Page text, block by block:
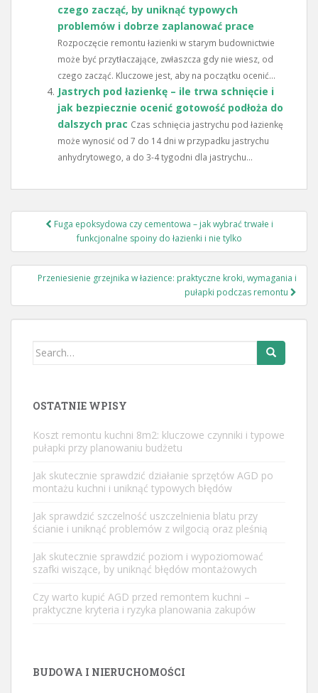
czego zacząć, by uniknąć typowych
problemów i dobrze zaplanować prace
Rozpoczęcie remontu łazienki w starym budownictwie
może być przytłaczające, zwłaszcza gdy nie wiesz, od
czego zacząć. Kluczowe jest, aby na początku ocenić...
Jastrych pod łazienkę – ile trwa schnięcie i
jak bezpiecznie ocenić gotowość podłoża do
dalszych prac Czas schnięcia jastrychu pod łazienkę
może wynosić od 7 do 14 dni w przypadku jastrychu
anhydrytowego, a do 3-4 tygodni dla jastrychu...
NawigacjaFuga epoksydowa czy cementowa – jak wybrać trwałe i
funkcjonalne spoiny do łazienki i nie tylko
Przeniesienie grzejnika w łazience: praktyczne kroki, wymagania i
pułapki podczas remontu
Search
OSTATNIE WPISY
Koszt remontu kuchni 8m2: kluczowe czynniki i typowe
pułapki przy planowaniu budżetu
Jak skutecznie sprawdzić działanie sprzętów AGD po
montażu kuchni i uniknąć typowych błędów
Jak sprawdzić szczelność uszczelnienia blatu przy
ścianie i uniknąć problemów z wilgocią oraz pleśnią
Jak skutecznie sprawdzić poziom i wypoziomować
szafki wiszące, by uniknąć błędów montażowych
Czy warto kupić AGD przed remontem kuchni –
praktyczne kryteria i ryzyka planowania zakupów
BUDOWA I NIERUCHOMOŚCI